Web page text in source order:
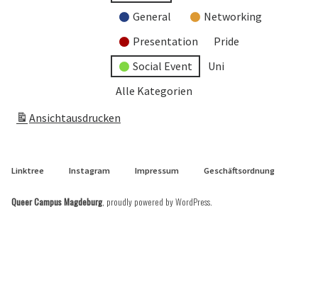
General
Networking
Presentation
Pride
Social Event
Uni
Alle Kategorien
Ansichtausdrucken
Linktree Instagram Impressum Geschäftsordnung
Queer Campus Magdeburg, proudly powered by WordPress.